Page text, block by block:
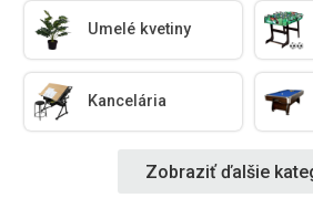
Umelé kvetiny
Kancelária
Zobraziť ďalšie